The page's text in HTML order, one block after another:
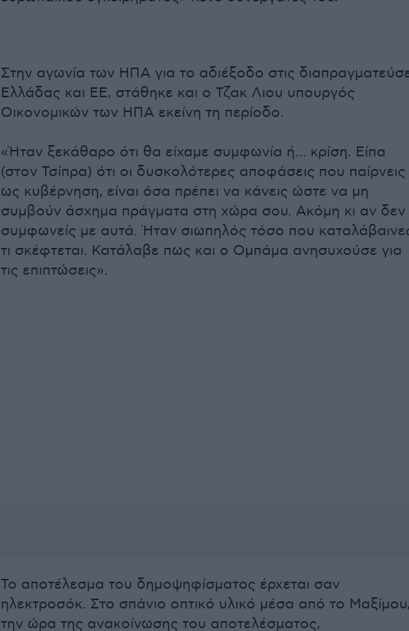
Στην αγωνία των ΗΠΑ για το αδιέξοδο στις
Ελλάδας και ΕΕ, στάθηκε και ο Τζακ Λιου υπουργός
Οικονομικών των ΗΠΑ εκείνη τη περίοδο.
«Ήταν ξεκάθαρο ότι θα είχαμε συμφωνία ή… κρίση. Είπα
(στον Τσίπρα) ότι οι δυσκολότερες αποφάσεις που παίρνεις
ως κυβέρνηση, είναι όσα πρέπει να κάνεις ώστε να μη
συμβούν άσχημα πράγματα στη χώρα σου. Ακόμη κι αν δεν
συμφωνείς με αυτά. Ήταν σιωπηλός τόσο που
τι σκέφτεται. Κατάλαβε πως και ο Ομπάμα ανησυχούσε για
τις επιπτώσεις».
Το αποτέλεσμα του δημοψηφίσματος έρχεται σαν
ηλεκτροσόκ. Στο σπάνιο οπτικό υλικό μέσα από το
την ώρα της ανακοίνωσης του αποτελέσματος,